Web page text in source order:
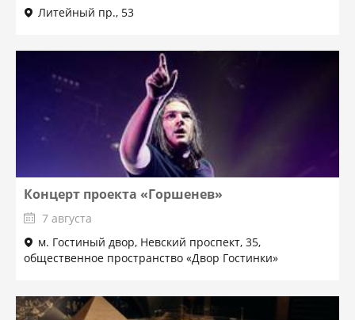
Литейный пр., 53
Концерт проекта «Горшенев»
7 августа
м. Гостиный двор, Невский проспект, 35,
общественное пространство «Двор Гостинки»